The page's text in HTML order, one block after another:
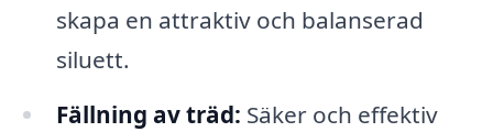
skapa en attraktiv och balanserad
siluett.
Fällning av träd: Säker och effektiv